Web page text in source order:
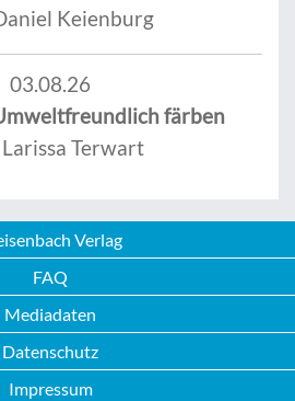
Keienburg
03.08.26
färben
Terwart
Verlag
FAQ
Mediadaten
Datenschutz
Impressum